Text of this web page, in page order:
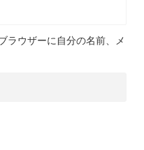
ラウザーに自分の名前、メ